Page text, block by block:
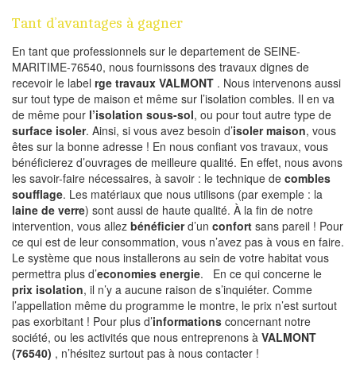
Tant d’avantages à gagner
En tant que professionnels sur le departement de SEINE-
MARITIME-76540, nous fournissons des travaux dignes de
recevoir le label rge travaux VALMONT . Nous intervenons aussi
sur tout type de maison et même sur l’isolation combles. Il en va
de même pour l’isolation sous-sol, ou pour tout autre type de
surface isoler. Ainsi, si vous avez besoin d’isoler maison, vous
êtes sur la bonne adresse ! En nous confiant vos travaux, vous
bénéficierez d’ouvrages de meilleure qualité. En effet, nous avons
les savoir-faire nécessaires, à savoir : le technique de combles
soufflage. Les matériaux que nous utilisons (par exemple : la
laine de verre) sont aussi de haute qualité. À la fin de notre
intervention, vous allez bénéficierd’un confort sans pareil ! Pour
ce qui est de leur consommation, vous n’avez pas à vous en faire.
Le système que nous installerons au sein de votre habitat vous
permettra plus d’economies energie. En ce qui concerne le
prix isolation, il n’y a aucune raison de s’inquiéter. Comme
l’appellation même du programme le montre, le prix n’est surtout
pas exorbitant ! Pour plus d’informations concernant notre
société, ou les activités que nous entreprenons à VALMONT
(76540) , n’hésitez surtout pas à nous contacter !